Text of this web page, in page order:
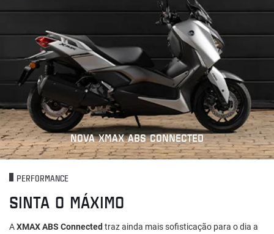
NOVA XMAX ABS CONNECTED
PERFORMANCE
SINTA O MÁXIMO
AXMAX ABS Connected traz ainda mais sofisticação para o dia a